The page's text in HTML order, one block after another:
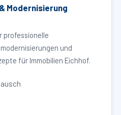
Modernisierung
professionelle
und
für Immobilien Eichhof.